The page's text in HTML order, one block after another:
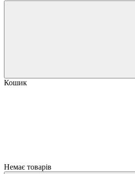
Кошик
Немає товарів